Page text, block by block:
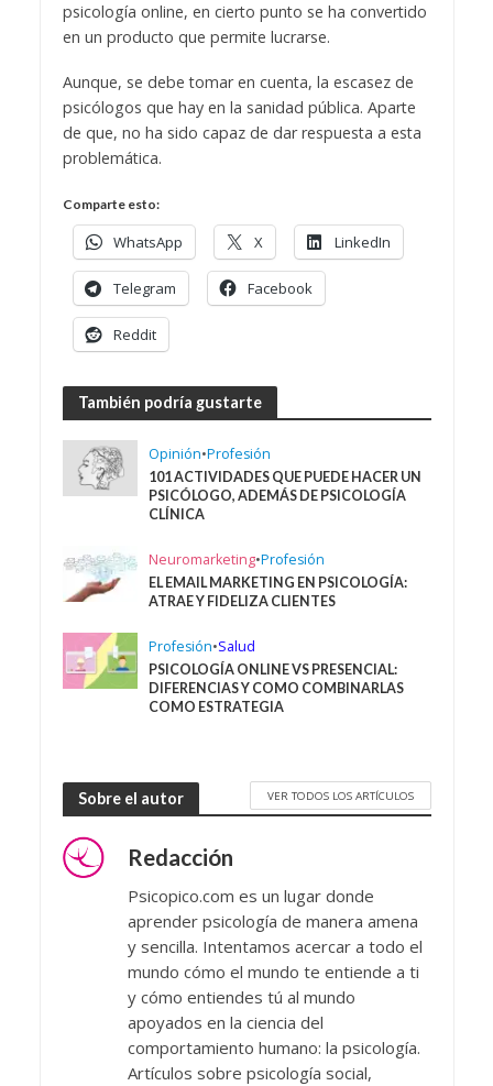
psicología online, en cierto punto se ha convertido
en un producto que permite lucrarse.
Aunque, se debe tomar en cuenta, la escasez de
psicólogos que hay en la sanidad pública. Aparte
de que, no ha sido capaz de dar respuesta a esta
problemática.
Comparte esto:
WhatsApp X LinkedIn
Telegram Facebook
Reddit
También podría gustarte
Opinión•Profesión
101 ACTIVIDADES QUE PUEDE HACER UN
PSICÓLOGO, ADEMÁS DE PSICOLOGÍA
CLÍNICA
Neuromarketing•Profesión
EL EMAIL MARKETING EN PSICOLOGÍA:
ATRAE Y FIDELIZA CLIENTES
Profesión•Salud
PSICOLOGÍA ONLINE VS PRESENCIAL:
DIFERENCIAS Y COMO COMBINARLAS
COMO ESTRATEGIA
Sobre el autor VER TODOS LOS ARTÍCULOS
Redacción
Psicopico.com es un lugar donde
aprender psicología de manera amena
y sencilla. Intentamos acercar a todo el
mundo cómo el mundo te entiende a ti
y cómo entiendes tú al mundo
apoyados en la ciencia del
comportamiento humano: la psicología.
Artículos sobre psicología social,